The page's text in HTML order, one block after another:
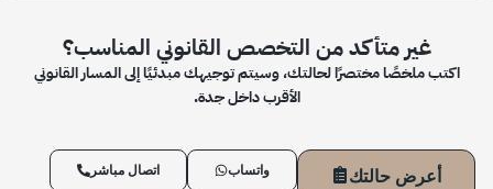
غير متأكد من التخصص القانوني المناسب؟
اكتب ملخصًا مختصرًا لحالتك، وسيتم توجيهك مبدئيًا إلى المسار القانوني
الأقرب داخل جدة.
أعرض حالتك واتساب اتصال مباشر